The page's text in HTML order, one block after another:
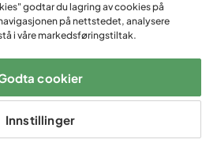
i flere land
godtar du lagring av cookies på
på nettstedet, analysere
i våre markedsføringstiltak.
cookier
Innstillinger